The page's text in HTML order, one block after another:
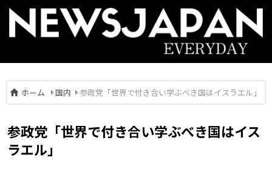
ホーム 国内 参政党「世界で付き合い学ぶべき国はイスラエル」
参政党「世界で付き合い学ぶべき国はイス
ラエル」